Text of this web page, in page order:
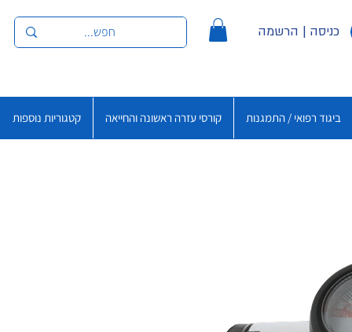
כניסה | הרשמה
ביגוד רפואי / התמגנות קורסי עזרה ראשונה והחייאה קטגוריות נוספות